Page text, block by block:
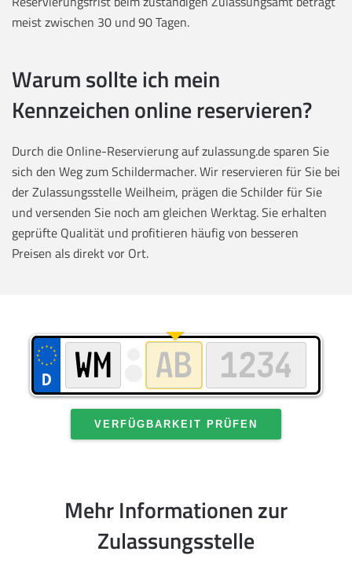
meist zwischen 30 und 90 Tagen.
Warum sollte ich mein
Kennzeichen online reservieren?
Durch die Online-Reservierung auf zulassung.de sparen Sie
sich den Weg zum Schildermacher. Wir reservieren für Sie bei
der Zulassungsstelle Weilheim, prägen die Schilder für Sie
und versenden Sie noch am gleichen Werktag. Sie erhalten
geprüfte Qualität und profitieren häufig von besseren
Preisen als direkt vor Ort.
VERFÜGBARKEIT PRÜFEN
Mehr Informationen zur
Zulassungsstelle